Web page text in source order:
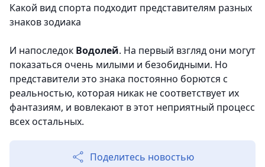
Какой вид спорта подходит представителям разных
знаков зодиака
И напоследок Водолей. На первый взгляд они могут
показаться очень милыми и безобидными. Но
представители это знака постоянно борются с
реальностью, которая никак не соответствует их
фантазиям, и вовлекают в этот неприятный процесс
всех остальных.
Поделитесь новостью